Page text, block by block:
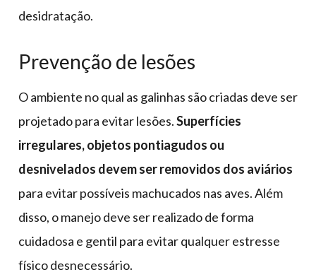
desidratação.
Prevenção de lesões
O ambiente no qual as galinhas são criadas deve ser
projetado para evitar lesões.Superfícies
irregulares, objetos pontiagudos ou
desnivelados devem ser removidos dos aviários
para evitar possíveis machucados nas aves. Além
disso, o manejo deve ser realizado de forma
cuidadosa e gentil para evitar qualquer estresse
físico desnecessário.